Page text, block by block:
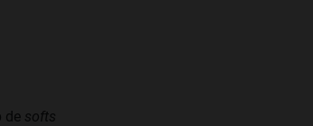
de softs